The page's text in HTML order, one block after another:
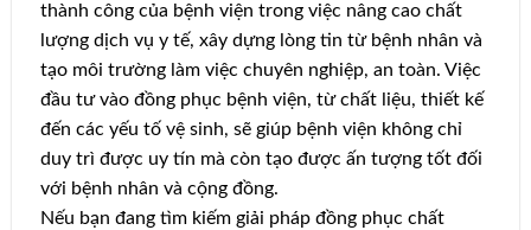
thành công của bệnh viện trong việc nâng cao chất
lượng dịch vụ y tế, xây dựng lòng tin từ bệnh nhân và
tạo môi trường làm việc chuyên nghiệp, an toàn. Việc
đầu tư vào đồng phục bệnh viện, từ chất liệu, thiết kế
đến các yếu tố vệ sinh, sẽ giúp bệnh viện không chỉ
duy trì được uy tín mà còn tạo được ấn tượng tốt đối
với bệnh nhân và cộng đồng.
Nếu bạn đang tìm kiếm giải pháp đồng phục chất